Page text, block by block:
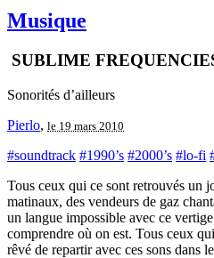
Musique
SUBLIME
Sonorités d’ailleurs
Pierlo, le 19 mars 2010
#soundtrack #1990’s #2000’s #lo-fi
Tous ceux qui ce sont retrouvés un
matinaux, des vendeurs de gaz
un langue impossible avec ce
comprendre où on est. Tous ceux
rêvé de repartir avec ces sons dans